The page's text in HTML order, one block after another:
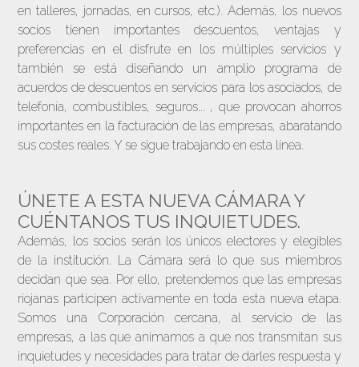
en talleres, jornadas, en cursos, etc.). Además, los nuevos
socios tienen importantes descuentos, ventajas y
preferencias en el disfrute en los múltiples servicios y
también se está diseñando un amplio programa de
acuerdos de descuentos en servicios para los asociados, de
telefonía, combustibles, seguros... , que provocan ahorros
importantes en la facturación de las empresas, abaratando
sus costes reales. Y se sigue trabajando en esta línea.
ÚNETE A ESTA NUEVA CÁMARA Y
CUÉNTANOS TUS INQUIETUDES.
Además, los socios serán los únicos electores y elegibles
de la institución. La Cámara será lo que sus miembros
decidan que sea. Por ello, pretendemos que las empresas
riojanas participen activamente en toda esta nueva etapa.
Somos una Corporación cercana, al servicio de las
empresas, a las que animamos a que nos transmitan sus
inquietudes y necesidades para tratar de darles respuesta y